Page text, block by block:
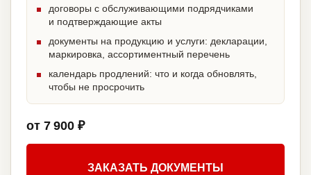
договоры с обслуживающими подрядчиками
и подтверждающие акты
документы на продукцию и услуги: декларации,
маркировка, ассортиментный перечень
календарь продлений: что и когда обновлять,
чтобы не просрочить
от 7 900 ₽
ЗАКАЗАТЬ ДОКУМЕНТЫ